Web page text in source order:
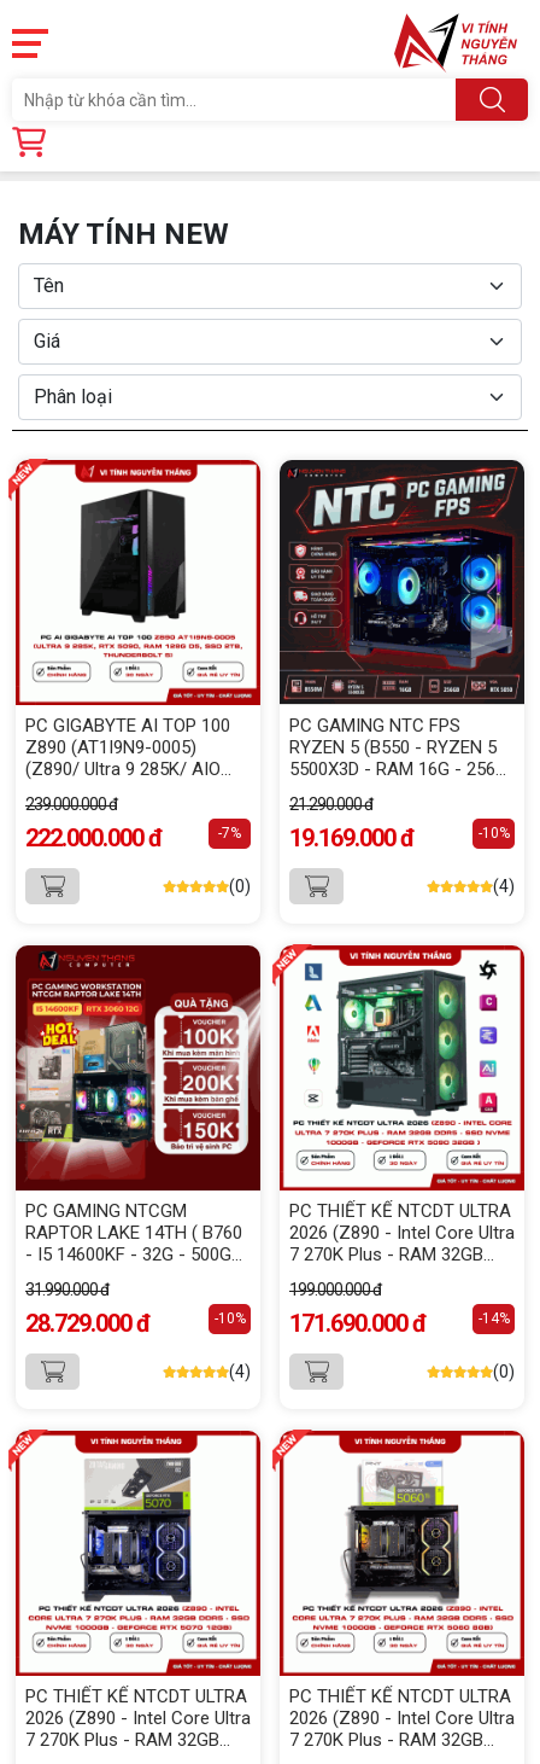
Trang chủ
MÁY TÍNH NEW
PC GIGABYTE AI TOP 100
Z890 (AT1I9N9-0005)
(Z890/ Ultra 9 285K/ AIO
SSD Gen4 2TB/ SSD Gen4
320GB/ RTX 5090 32GB/
Platinum/ WF7/ BT/ Black)
239.000.000 đ
222.000.000 đ -7%
(0)
PC GAMING NTC FPS
RYZEN 5 (B550 - RYZEN 5
5500X3D - RAM 16G - 256G
21.290.000 đ
19.169.000 đ -10%
(4)
PC GAMING NTCGM
RAPTOR LAKE 14TH ( B760
- I5 14600KF - 32G - 500G
31.990.000 đ
28.729.000 đ -10%
(4)
PC THIẾT KẾ NTCDT ULTRA
2026 (Z890 - Intel Core Ultra
7 270K Plus - RAM 32GB
GeForce RTX 5090 32GB )
199.000.000 đ
171.690.000 đ -14%
(0)
PC THIẾT KẾ NTCDT ULTRA
2026 (Z890 - Intel Core Ultra
7 270K Plus - RAM 32GB
PC THIẾT KẾ NTCDT ULTRA
2026 (Z890 - Intel Core Ultra
7 270K Plus - RAM 32GB